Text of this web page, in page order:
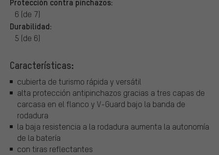
6 (de 7)
Durabilidad:
5 (de 6)
Características:
cubierta de turismo rápida y versátil
alta protección antipinchazos gracias a tres capas de
carcasa en el flanco y V-Guard bajo la banda de
rodadura
la baja resistencia a la rodadura aumenta la autonomía
de la batería
con tiras reflectantes